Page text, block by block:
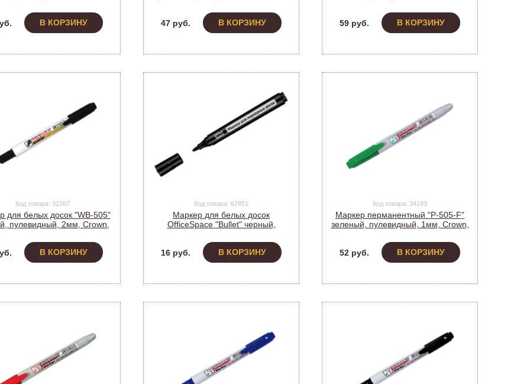
В КОРЗИНУ
47 руб.
В КОРЗИНУ
59 руб.
В КОРЗИНУ
Код товара: 32267
для белых досок "WB-505"
пулевидный, 2мм, Crown,
В КОРЗИНУ
Код товара: 67851
Маркер для белых досок
OfficeSpace "Bullet" черный,
(375174)
16 руб.
В КОРЗИНУ
Код товара: 34193
Маркер перманентный "P-505-F"
зеленый, пулевидный, 1мм, Crown,
52 руб.
В КОРЗИНУ